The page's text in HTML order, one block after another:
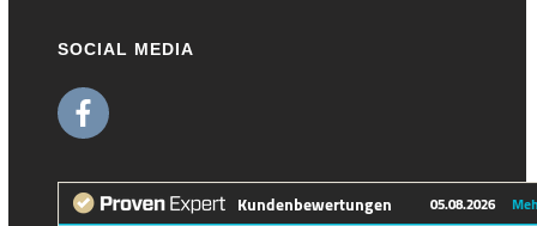
SOCIAL MEDIA